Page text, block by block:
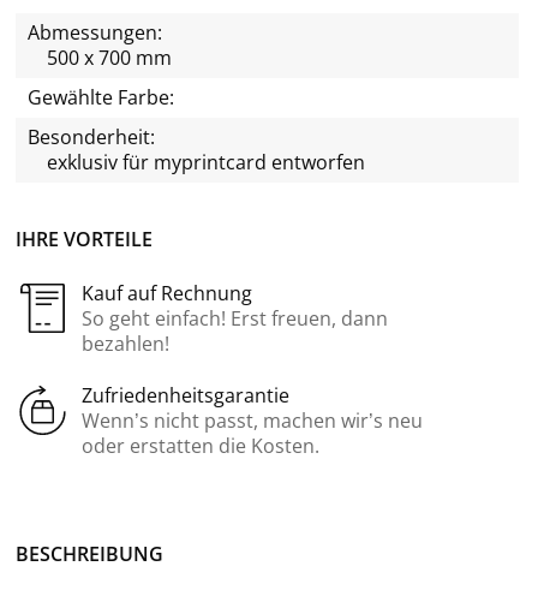
IHRE VORTEILE
Kauf auf Rechnung
So geht einfach! Erst freuen, dann
bezahlen!
Zufriedenheitsgarantie
Wenn’s nicht passt, machen wir’s neu
oder erstatten die Kosten.
Abmessungen:
500 x 700 mm
Gewählte Farbe:
Besonderheit:
exklusiv für myprintcard entworfen
BE­SCHREI­BUNG